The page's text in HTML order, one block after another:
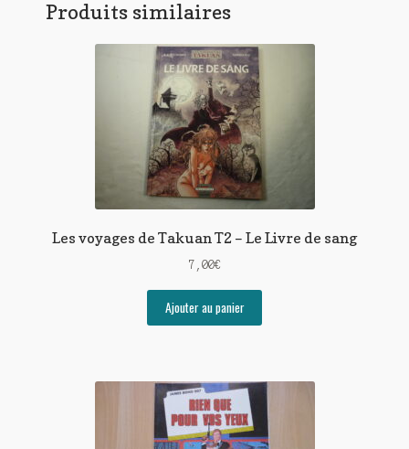
Produits similaires
Les voyages de Takuan T2 – Le Livre de sang
7,00€
Ajouter au panier